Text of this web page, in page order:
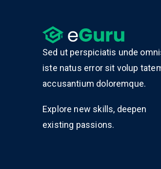
Sed ut perspiciatis unde
iste natus error sit volup
accusantium doloremque.
Explore new skills, deepen
existing passions.